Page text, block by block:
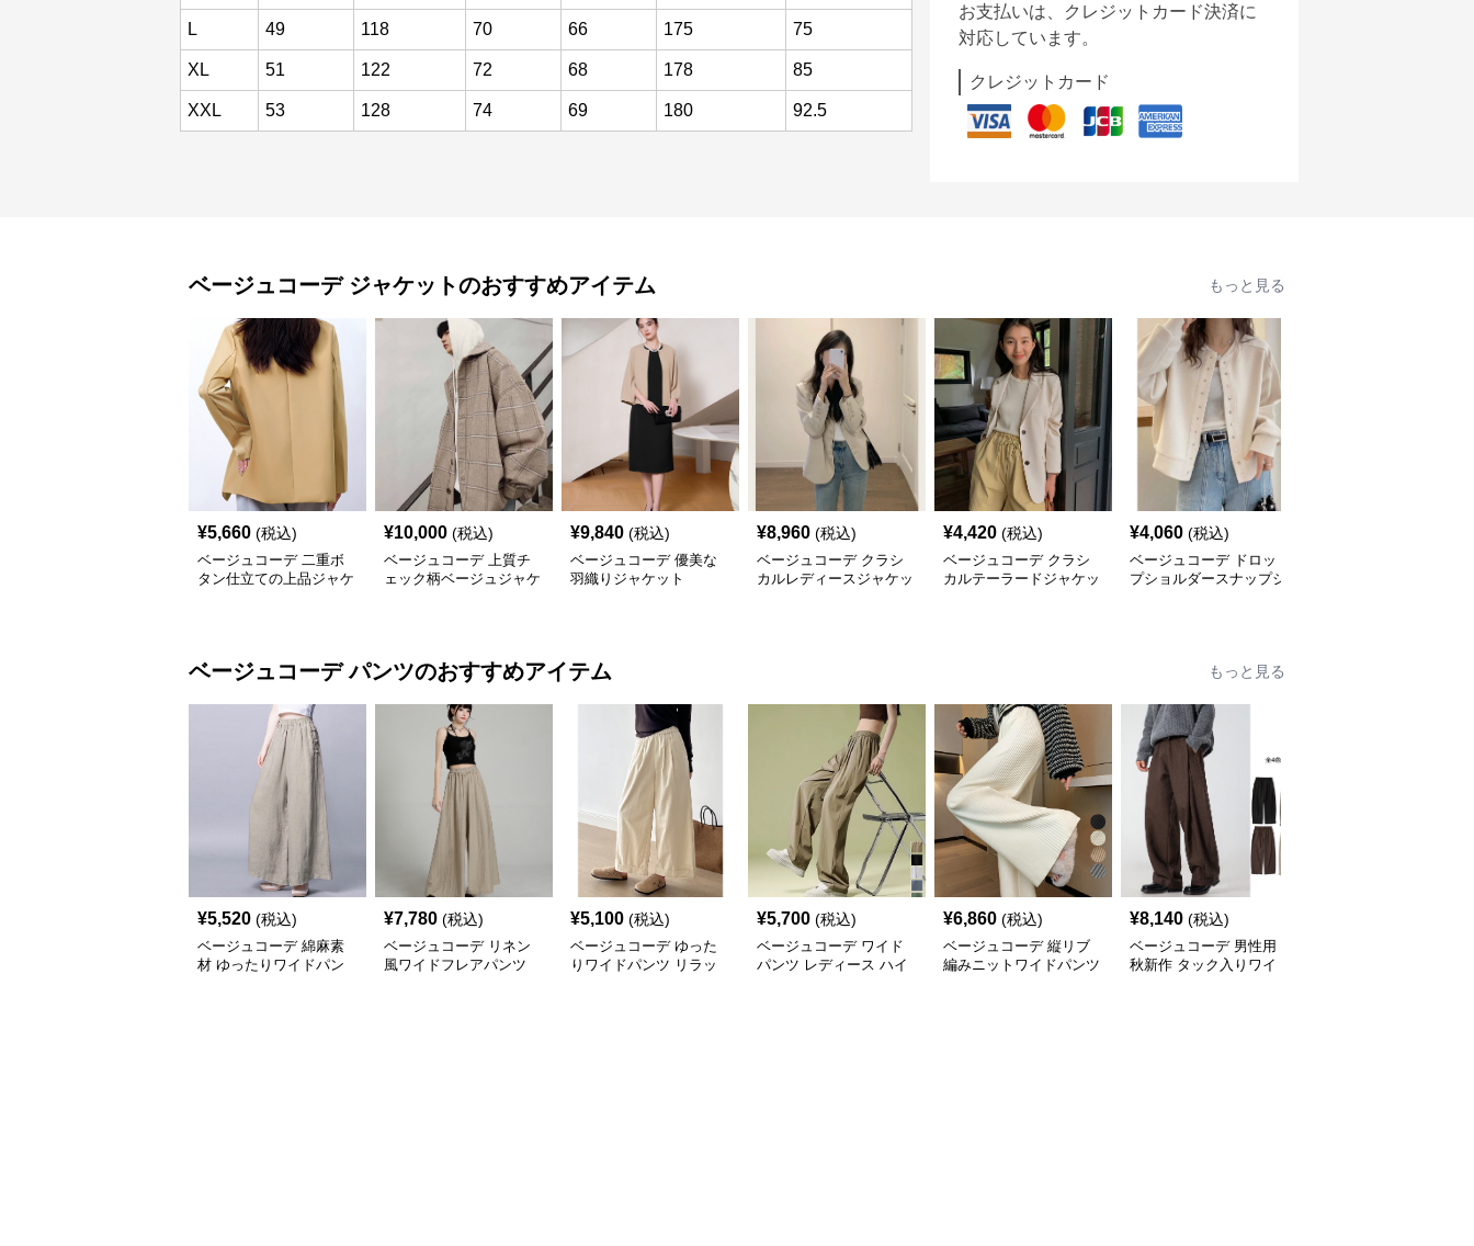
L 49 118 70 66 175 75
XL 51 122 72 68 178 85
XXL 53 128 74 69 180 92.5
お支払いは、クレジットカード決済に
対応しています。
クレジットカード
ベージュコーデ ジャケットのおすすめアイテム もっと見る
¥5,660 (税込)
ベージュコーデ 二重ボ
タン仕立ての上品ジャケ
¥10,000 (税込)
ベージュコーデ 上質チ
ェック柄ベージュジャケ
¥9,840 (税込)
ベージュコーデ 優美な
羽織りジャケット
¥8,960 (税込)
ベージュコーデ クラシ
カルレディースジャケッ
¥4,420 (税込)
ベージュコーデ クラシ
カルテーラードジャケッ
¥4,060 (税込)
ベージュコーデ ドロッ
プショルダースナップジ
ベージュコーデ パンツのおすすめアイテム もっと見る
¥5,520 (税込)
ベージュコーデ 綿麻素
材 ゆったりワイドパン
¥7,780 (税込)
ベージュコーデ リネン
風ワイドフレアパンツ
¥5,100 (税込)
ベージュコーデ ゆった
りワイドパンツ リラッ
¥5,700 (税込)
ベージュコーデ ワイド
パンツ レディース ハイ
¥6,860 (税込)
ベージュコーデ 縦リブ
編みニットワイドパンツ
¥8,140 (税込)
ベージュコーデ 男性用
秋新作 タック入りワイ